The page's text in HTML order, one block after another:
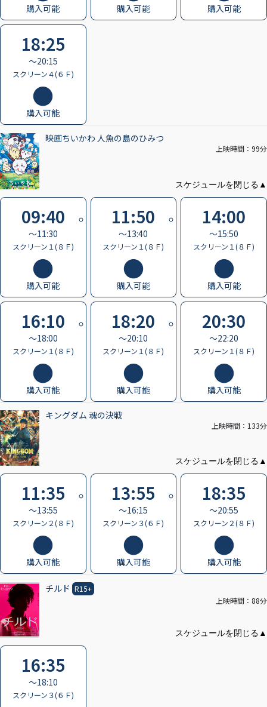
購入可能 購入可能 購入可能
18:25
〜20:15
スクリーン４(６Ｆ)
購入可能
映画ちいかわ 人魚の島のひみつ
上映時間：99分
09:40
〜11:30
スクリーン１(８Ｆ)
購入可能
11:50
〜13:40
スクリーン１(８Ｆ)
購入可能
14:00
〜15:50
スクリーン１(８Ｆ)
購入可能
16:10
〜18:00
スクリーン１(８Ｆ)
購入可能
18:20
〜20:10
スクリーン１(８Ｆ)
購入可能
20:30
〜22:20
スクリーン１(８Ｆ)
購入可能
キングダム 魂の決戦
上映時間：133分
11:35
〜13:55
スクリーン２(８Ｆ)
購入可能
13:55
〜16:15
スクリーン３(６Ｆ)
購入可能
18:35
〜20:55
スクリーン２(８Ｆ)
購入可能
チルド R15+
上映時間：88分
16:35
〜18:10
スクリーン３(６Ｆ)